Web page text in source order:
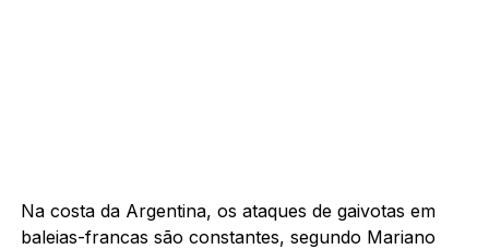
Na costa da Argentina, os ataques de gaivotas em
baleias-francas são constantes, segundo Mariano